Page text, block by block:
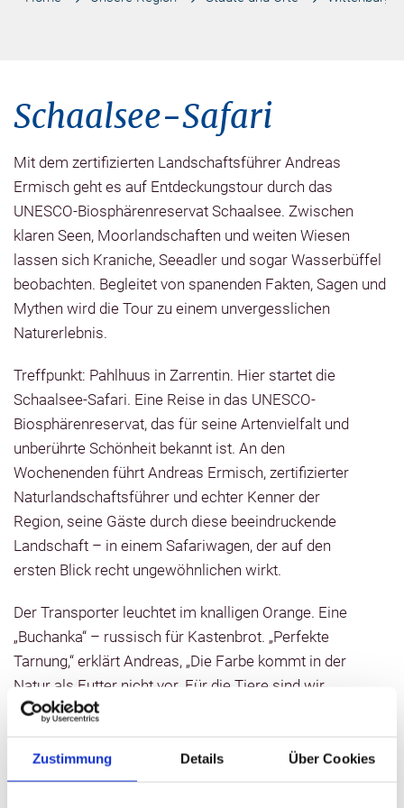
Zustimmung Details Über Cookies
Schaalsee-Safari
Mit dem zertifizierten Landschaftsführer Andreas
Ermisch geht es auf Entdeckungstour durch das
UNESCO-Biosphärenreservat Schaalsee. Zwischen
klaren Seen, Moorlandschaften und weiten Wiesen
lassen sich Kraniche, Seeadler und sogar Wasserbüffel
beobachten. Begleitet von spanenden Fakten, Sagen und
Mythen wird die Tour zu einem unvergesslichen
Naturerlebnis.
Treffpunkt: Pahlhuus in Zarrentin. Hier startet die
Schaalsee-Safari. Eine Reise in das UNESCO-
Biosphärenreservat, das für seine Artenvielfalt und
unberührte Schönheit bekannt ist. An den
Wochenenden führt Andreas Ermisch, zertifizierter
Naturlandschaftsführer und echter Kenner der
Region, seine Gäste durch diese beeindruckende
Landschaft – in einem Safariwagen, der auf den
ersten Blick recht ungewöhnlichen wirkt.
Der Transporter leuchtet im knalligen Orange. Eine
„Buchanka“ – russisch für Kastenbrot. „Perfekte
Tarnung,“ erklärt Andreas, „Die Farbe kommt in der
Natur als Futter nicht vor. Für die Tiere sind wir
unsichtbar“ Dann geht es los. Das Kopfsteinpflaster
weicht holprigen Wegen entlang des Schaalsees.
Erster Halt: das Ufer bei Schalliß. Vom Steg aus
eröffnet sich ein fantastischer Blick auf Zarrentin.